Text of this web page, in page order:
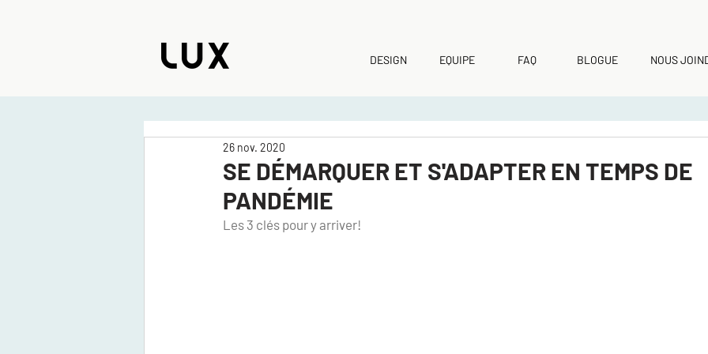
DESIGN EQUIPE FAQ BLOGUE NOUS
SE DÉMARQUER ET S'ADAPTER EN TEMPS DE
PANDÉMIE
26 nov. 2020
Les 3 clés pour y arriver!